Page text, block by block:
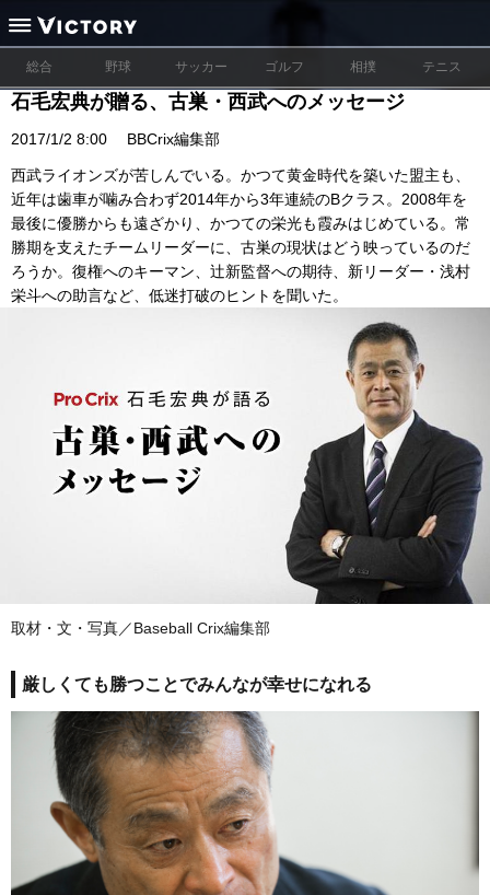
総合 野球 サッカー ゴルフ 相撲 テニス
石毛宏典が贈る、古巣・西武へのメッセージ
2017/1/2 8:00 BBCrix編集部
西武ライオンズが苦しんでいる。かつて黄金時代を築いた盟主も、
近年は歯車が噛み合わず2014年から3年連続のBクラス。2008年を
最後に優勝からも遠ざかり、かつての栄光も霞みはじめている。常
勝期を支えたチームリーダーに、古巣の現状はどう映っているのだ
ろうか。復権へのキーマン、辻新監督への期待、新リーダー・浅村
栄斗への助言など、低迷打破のヒントを聞いた。
取材・文・写真／Baseball Crix編集部
厳しくても勝つことでみんなが幸せになれる